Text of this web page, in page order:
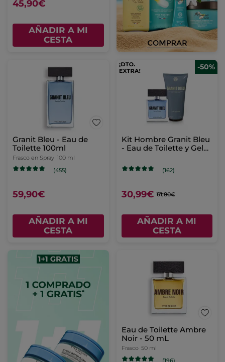
45,90€
AÑADIR A MI
CESTA
Granit Bleu - Eau de
Toilette 100ml
Frasco en Spray 100 ml
(455)
59,90€
AÑADIR A MI
CESTA
-50%
Kit Hombre Granit Bleu
- Eau de Toilette y Gel
(162)
30,99€ 61,80€
AÑADIR A MI
CESTA
Eau de Toilette Ambre
Noir - 50 mL
Frasco 50 ml